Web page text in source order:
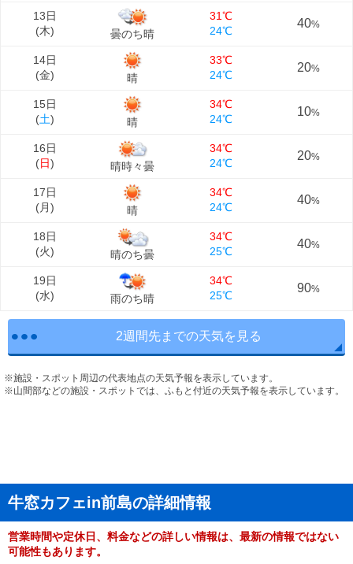
13日
(木) 曇のち晴
31℃
24℃
40%
14日
(金) 晴
33℃
24℃
20%
15日
(土) 晴
34℃
24℃
10%
16日
(日) 晴時々曇
34℃
24℃
20%
17日
(月) 晴
34℃
24℃
40%
18日
(火) 晴のち曇
34℃
25℃
40%
19日
(水) 雨のち晴
34℃
25℃
90%
2週間先までの天気を見る
※施設・スポット周辺の代表地点の天気予報を表示しています。
※山間部などの施設・スポットでは、ふもと付近の天気予報を表示しています。
牛窓カフェin前島の詳細情報
営業時間や定休日、料金などの詳しい情報は、最新の情報ではない
可能性もあります。